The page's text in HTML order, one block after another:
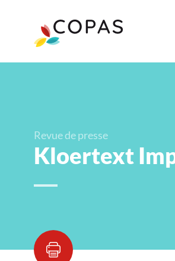
Revue de presse
Kloertext